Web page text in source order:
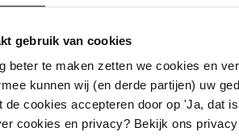
gebruik van cookies
beter te maken zetten we cookies en
kunnen wij (en derde partijen) uw
de cookies accepteren door op 'Ja, dat
cookies en privacy? Bekijk ons